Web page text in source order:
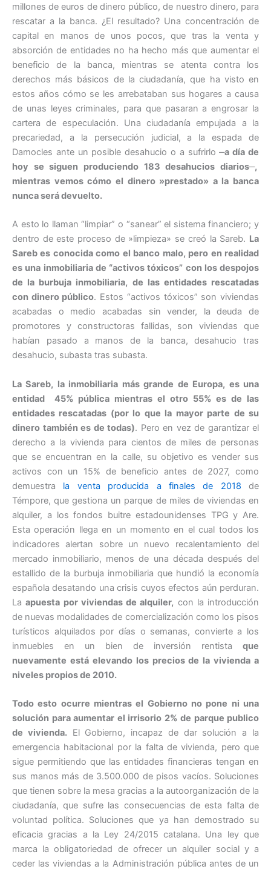
millones de euros de dinero público, de nuestro dinero, para
rescatar a la banca. ¿El resultado? Una concentración de
capital en manos de unos pocos, que tras la venta y
absorción de entidades no ha hecho más que aumentar el
beneficio de la banca, mientras se atenta contra los
derechos más básicos de la ciudadanía, que ha visto en
estos años cómo se les arrebataban sus hogares a causa
de unas leyes criminales, para que pasaran a engrosar la
cartera de especulación. Una ciudadanía empujada a la
precariedad, a la persecución judicial, a la espada de
Damocles ante un posible desahucio o a sufrirlo ‒a día de
hoy se siguen produciendo 183 desahucios diarios‒,
mientras vemos cómo el dinero »prestado» a la banca
nunca será devuelto.
A esto lo llaman “limpiar” o “sanear” el sistema financiero; y
dentro de este proceso de »limpieza» se creó la Sareb. La
Sareb es conocida como el banco malo, pero en realidad
es una inmobiliaria de “activos tóxicos” con los despojos
de la burbuja inmobiliaria, de las entidades rescatadas
con dinero público. Estos “activos tóxicos” son viviendas
acabadas o medio acabadas sin vender, la deuda de
promotores y constructoras fallidas, son viviendas que
habían pasado a manos de la banca, desahucio tras
desahucio, subasta tras subasta.
La Sareb, la inmobiliaria más grande de Europa, es una
entidad 45% pública mientras el otro 55% es de las
entidades rescatadas (por lo que la mayor parte de su
dinero también es de todas). Pero en vez de garantizar el
derecho a la vivienda para cientos de miles de personas
que se encuentran en la calle, su objetivo es vender sus
activos con un 15% de beneficio antes de 2027, como
demuestra la venta producida a finales de 2018 de
Témpore, que gestiona un parque de miles de viviendas en
alquiler, a los fondos buitre estadounidenses TPG y Are.
Esta operación llega en un momento en el cual todos los
indicadores alertan sobre un nuevo recalentamiento del
mercado inmobiliario, menos de una década después del
estallido de la burbuja inmobiliaria que hundió la economía
española desatando una crisis cuyos efectos aún perduran.
Laapuesta por viviendas de alquiler, con la introducción
de nuevas modalidades de comercialización como los pisos
turísticos alquilados por días o semanas, convierte a los
inmuebles en un bien de inversión rentista que
nuevamente está elevando los precios de la vivienda a
niveles propios de 2010.
Todo esto ocurre mientras el Gobierno no pone ni una
solución para aumentar el irrisorio 2% de parque publico
de vivienda.El Gobierno, incapaz de dar solución a la
emergencia habitacional por la falta de vivienda, pero que
sigue permitiendo que las entidades financieras tengan en
sus manos más de 3.500.000 de pisos vacíos. Soluciones
que tienen sobre la mesa gracias a la autoorganización de la
ciudadanía, que sufre las consecuencias de esta falta de
voluntad política. Soluciones que ya han demostrado su
eficacia gracias a la Ley 24/2015 catalana. Una ley que
marca la obligatoriedad de ofrecer un alquiler social y a
ceder las viviendas a la Administración pública antes de un